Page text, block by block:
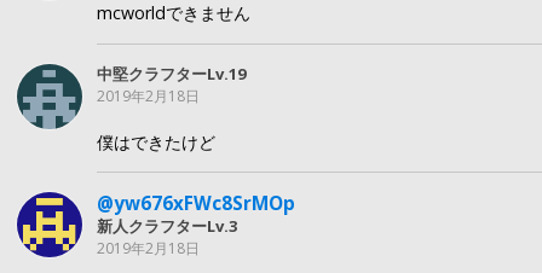
mcworldできません
中堅クラフターLv.19
2019年2月18日
僕はできたけど
@yw676xFWc8SrMOp
新人クラフターLv.3
2019年2月18日